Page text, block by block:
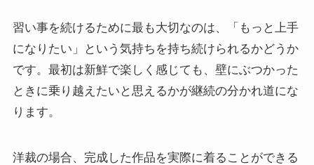
習い事を続けるために最も大切なのは、「もっと上手
になりたい」という気持ちを持ち続けられるかどうか
です。最初は新鮮で楽しく感じても、壁にぶつかった
ときに乗り越えたいと思えるかが継続の分かれ道にな
ります。
洋裁の場合、完成した作品を実際に着ることができる